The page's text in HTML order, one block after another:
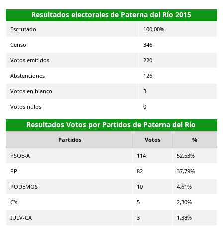
Resultados electorales de Paterna del Río 2015
Escrutado 100,00%
Censo 346
Votos emitidos 220
Abstenciones 126
Votos en blanco 3
Votos nulos 0
Resultados Votos por Partidos de Paterna del Río
Partidos Votos %
PSOE-A 114 52,53%
PP 82 37,79%
PODEMOS 10 4,61%
C's 5 2,30%
IULV-CA 3 1,38%